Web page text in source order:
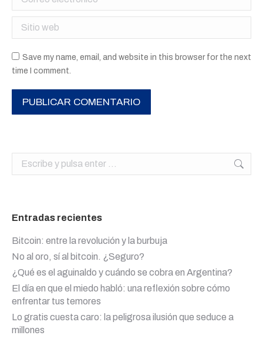
Sitio web
Save my name, email, and website in this browser for the next
time I comment.
PUBLICAR COMENTARIO
Buscar:
Entradas recientes
Bitcoin: entre la revolución y la burbuja
No al oro, sí al bitcoin. ¿Seguro?
¿Qué es el aguinaldo y cuándo se cobra en Argentina?
El día en que el miedo habló: una reflexión sobre cómo
enfrentar tus temores
Lo gratis cuesta caro: la peligrosa ilusión que seduce a
millones